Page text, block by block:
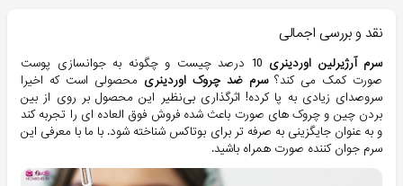
نقد و بررسی اجمالی
سرم آرژیرلین اوردینری
10 درصد چیست و چگونه به جوانسازی پوست
صورت کمک می کند؟سرم ضد چروک اوردینری محصولی است که اخیرا
سروصدای زیادی به پا کرده! اثرگذاری بی‌نظیر این محصول بر روی از بین
بردن چین و چروک های صورت باعث شده فروش فوق العاده ای را تجربه کند
و به عنوان جایگزینی به صرفه تر برای بوتاکس شناخته شود. با ما با معرفی این
سرم جوان کننده صورت همراه باشید.